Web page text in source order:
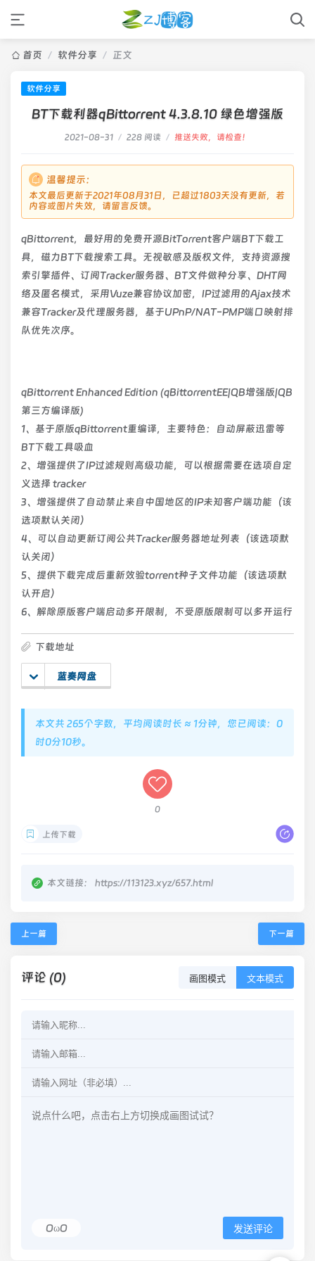
首页 / 软件分享 / 正文
软件分享
BT下载利器qBittorrent 4.3.8.10 绿色增强版
2021-08-31 / 228 阅读 / 推送失败，请检查！
温馨提示：
本文最后更新于2021年08月31日，已超过1803天没有更新，若
内容或图片失效，请留言反馈。
qBittorrent，最好用的免费开源BitTorrent客户端BT下载工
具，磁力BT下载搜索工具。无视敏感及版权文件，支持资源搜
索引擎插件、订阅Tracker服务器、BT文件做种分享、DHT网
络及匿名模式，采用Vuze兼容协议加密，IP过滤用的Ajax技术
兼容Tracker及代理服务器，基于UPnP/NAT-PMP端口映射排
队优先次序。
qBittorrent Enhanced Edition (qBittorrentEE|QB增强版|QB
第三方编译版)
1、基于原版qBittorrent重编译，主要特色：自动屏蔽迅雷等
BT下载工具吸血
2、增强提供了IP过滤规则高级功能，可以根据需要在选项自定
义选择 tracker
3、增强提供了自动禁止来自中国地区的IP未知客户端功能（该
选项默认关闭）
4、可以自动更新订阅公共Tracker服务器地址列表（该选项默
认关闭）
5、提供下载完成后重新效验torrent种子文件功能（该选项默
认开启）
6、解除原版客户端启动多开限制，不受原版限制可以多开运行
下载地址
蓝奏网盘
本文共 265个字数，平均阅读时长 ≈ 1分钟，您已阅读：0
时0分10秒。
0
上传下载
本文链接： https://113123.xyz/657.html
上一篇 下一篇
评论 (0) 画图模式 文本模式
OωO 发送评论